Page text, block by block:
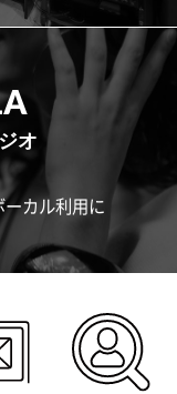
オ
カル利用に